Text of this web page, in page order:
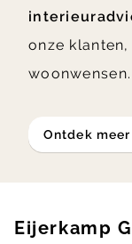
onze
woonwensen.
ontdek meer
Eijerkamp